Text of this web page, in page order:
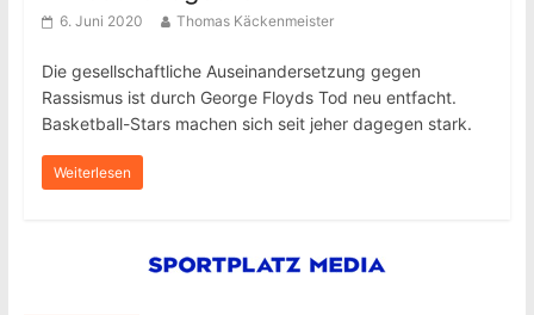
6. Juni 2020 Thomas Käckenmeister
Die gesellschaftliche Auseinandersetzung gegen
Rassismus ist durch George Floyds Tod neu entfacht.
Basketball-Stars machen sich seit jeher dagegen stark.
Weiterlesen